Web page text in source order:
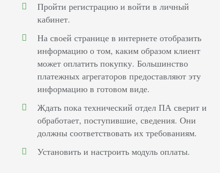
Пройти регистрацию и войти в личный
кабинет.
На своей странице в интернете отобразить
информацию о том, каким образом клиент
может оплатить покупку. Большинство
платежных агрегаторов предоставляют эту
информацию в готовом виде.
Ждать пока технический отдел ПА сверит и
обработает, поступившие, сведения. Они
должны соответствовать их требованиям.
Установить и настроить модуль оплаты.